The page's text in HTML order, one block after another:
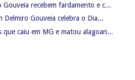
Gouveia recebem fardamento e c...
Delmiro Gouveia celebra o Dia...
caiu em MG e matou alagoan...